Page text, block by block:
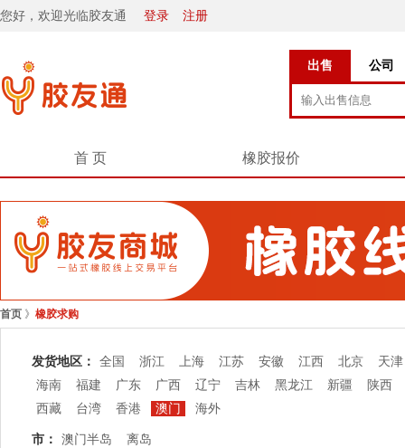
您好，欢迎光临胶友通 登录 注册
出售 公司
首 页 橡胶报价
首页 》 橡胶求购
发货地区： 全国 浙江 上海 江苏 安徽 江西 北京
天津
海南
福建 广东 广西 辽宁 吉林 黑龙江 新疆
陕西
西藏
台湾 香港 澳门 海外
市： 澳门半岛 离岛